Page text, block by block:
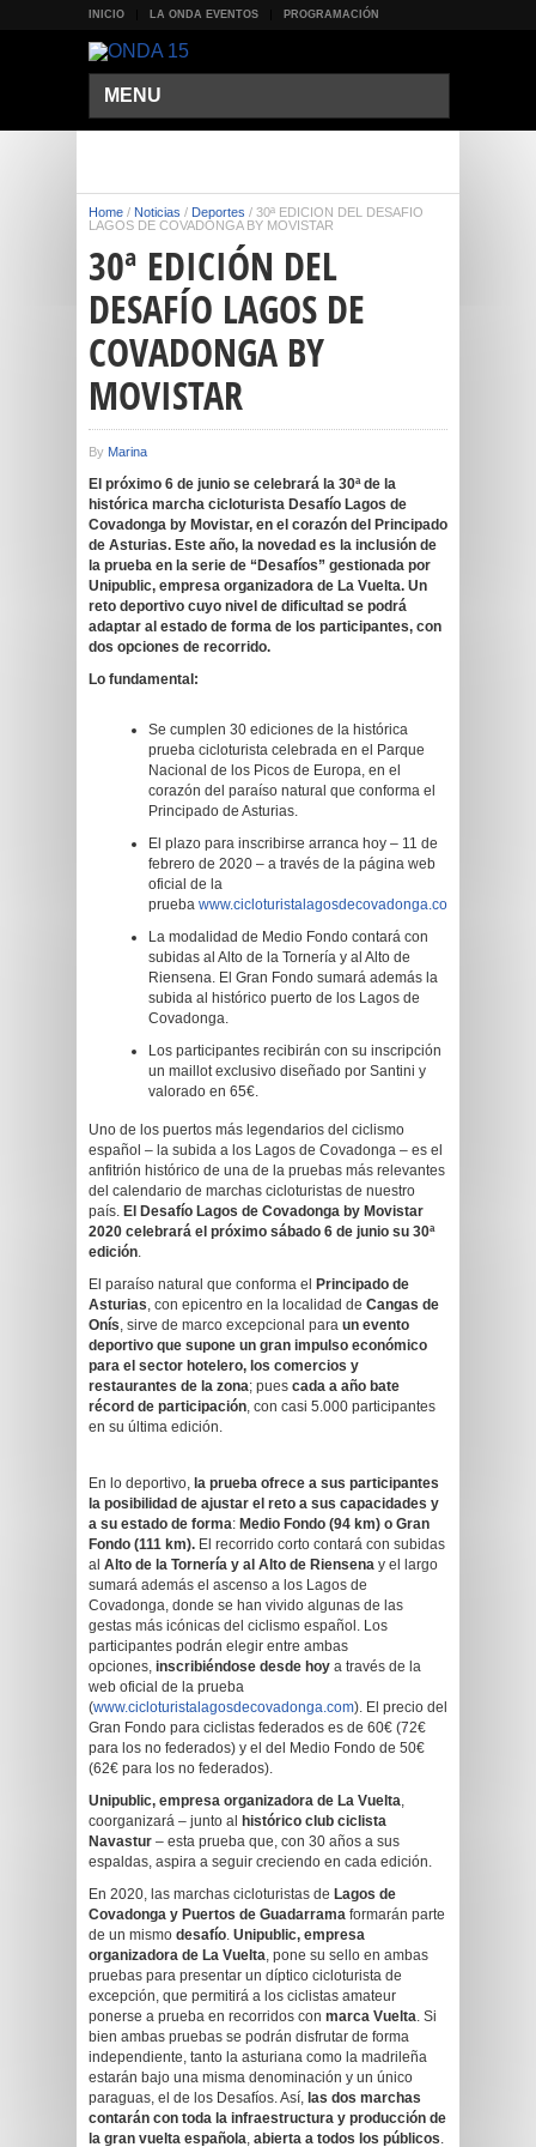
INICIO LA ONDA EVENTOS PROGRAMACIÓN
MENU
Home / Noticias / Deportes / 30ª EDICIÓN DEL DESAFÍO
LAGOS DE COVADONGA BY MOVISTAR
30ª EDICIÓN DEL
DESAFÍO LAGOS DE
COVADONGA BY
MOVISTAR
By Marina
El próximo 6 de junio se celebrará la 30ª de la
histórica marcha cicloturista Desafío Lagos de
Covadonga by Movistar, en el corazón del Principado
de Asturias. Este año, la novedad es la inclusión de
la prueba en la serie de “Desafíos” gestionada por
Unipublic, empresa organizadora de La Vuelta. Un
reto deportivo cuyo nivel de dificultad se podrá
adaptar al estado de forma de los participantes, con
dos opciones de recorrido.
Lo fundamental:
Se cumplen 30 ediciones de la histórica
prueba cicloturista celebrada en el Parque
Nacional de los Picos de Europa, en el
corazón del paraíso natural que conforma el
Principado de Asturias.
El plazo para inscribirse arranca hoy – 11 de
febrero de 2020 – a través de la página web
oficial de la
prueba www.cicloturistalagosdecovadonga.com
La modalidad de Medio Fondo contará con
subidas al Alto de la Tornería y al Alto de
Riensena. El Gran Fondo sumará además la
subida al histórico puerto de los Lagos de
Covadonga.
Los participantes recibirán con su inscripción
un maillot exclusivo diseñado por Santini y
valorado en 65€.
Uno de los puertos más legendarios del ciclismo
español – la subida a los Lagos de Covadonga – es el
anfitrión histórico de una de la pruebas más relevantes
del calendario de marchas cicloturistas de nuestro
país. El Desafío Lagos de Covadonga by Movistar
2020 celebrará el próximo sábado 6 de junio su 30ª
edición.
El paraíso natural que conforma el
Principado de
Asturias, con epicentro en la localidad de Cangas de
Onís, sirve de marco excepcional para un evento
deportivo que supone un gran impulso económico
para el sector hotelero, los comercios y
restaurantes de la zona; pues cada a año bate
récord de participación, con casi 5.000 participantes
en su última edición.
En lo deportivo, la prueba ofrece a sus participantes
la posibilidad de ajustar el reto a sus capacidades y
a su estado de forma: Medio Fondo (94 km) o Gran
Fondo (111 km). El recorrido corto contará con subidas
al Alto de la Tornería y al Alto de Riensena y el largo
sumará además el ascenso a los Lagos de
Covadonga, donde se han vivido algunas de las
gestas más icónicas del ciclismo español. Los
participantes podrán elegir entre ambas
opciones, inscribiéndose desde hoy a través de la
web oficial de la prueba
(www.cicloturistalagosdecovadonga.com). El precio del
Gran Fondo para ciclistas federados es de 60€ (72€
para los no federados) y el del Medio Fondo de 50€
(62€ para los no federados).
Unipublic, empresa organizadora de La Vuelta,
coorganizará – junto al histórico club ciclista
Navastur – esta prueba que, con 30 años a sus
espaldas, aspira a seguir creciendo en cada edición.
En 2020, las marchas cicloturistas de Lagos de
Covadonga y Puertos de Guadarrama formarán parte
de un mismo desafío. Unipublic, empresa
organizadora de La Vuelta, pone su sello en ambas
pruebas para presentar un díptico cicloturista de
excepción, que permitirá a los ciclistas amateur
ponerse a prueba en recorridos con marca Vuelta. Si
bien ambas pruebas se podrán disfrutar de forma
independiente, tanto la asturiana como la madrileña
estarán bajo una misma denominación y un único
paraguas, el de los Desafíos. Así, las dos marchas
contarán con toda la infraestructura y producción de
la gran vuelta española, abierta a todos los públicos.